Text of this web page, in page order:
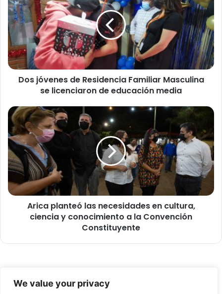
We value your privacy
s
j
ó
v
e
n
e
R
e
s
i
d
e
n
c
i
i
Dos jóvenes de Residencia Familiar Masculina
se licenciaron de educación media
A
i
c
a
p
l
a
n
a
Arica planteó las necesidades en cultura,
ciencia y conocimiento a la Convención
Constituyente